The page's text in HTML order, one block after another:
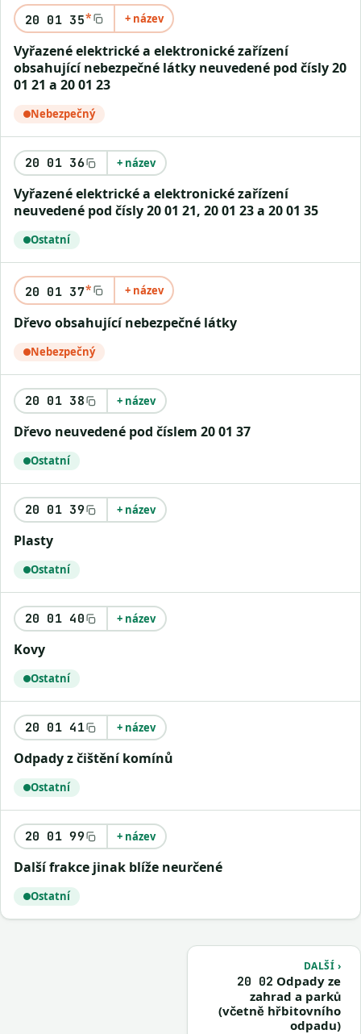
20 01 35* + název
Vyřazené elektrické a elektronické zařízení
obsahující nebezpečné látky neuvedené pod čísly 20
01 21 a 20 01 23
Nebezpečný
20 01 36 + název
Vyřazené elektrické a elektronické zařízení
neuvedené pod čísly 20 01 21, 20 01 23 a 20 01 35
Ostatní
20 01 37* + název
Dřevo obsahující nebezpečné látky
Nebezpečný
20 01 38 + název
Dřevo neuvedené pod číslem 20 01 37
Ostatní
20 01 39 + název
Plasty
Ostatní
20 01 40 + název
Kovy
Ostatní
20 01 41 + název
Odpady z čištění komínů
Ostatní
20 01 99 + název
Další frakce jinak blíže neurčené
Ostatní
DALŠÍ ›
20 02 Odpady ze
zahrad a parků
(včetně hřbitovního
odpadu)